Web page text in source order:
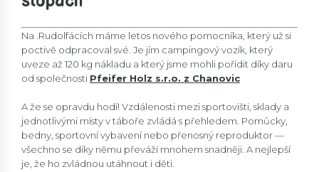
Na .Rudolfácích máme letos nového pomocníka, který už si
poctivě odpracoval své. Je jím campingový vozík, který
uveze až 120 kg nákladu a který jsme mohli pořídit díky daru
od společnosti Pfeifer Holz s.r.o. z Chanovic
A že se opravdu hodí! Vzdálenosti mezi sportovišti, sklady a
jednotlivými místy v táboře zvládá s přehledem. Pomůcky,
bedny, sportovní vybavení nebo přenosný reproduktor —
všechno se díky němu převáží mnohem snadněji. A nejlepší
je, že ho zvládnou utáhnout i děti.